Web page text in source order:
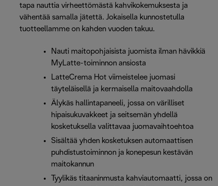
tapa nauttia virheettömästä kahvikokemuksesta ja
vähentää samalla jätettä. Jokaisella kunnostetulla
tuotteellamme on kahden vuoden takuu.
Nauti maitopohjaisista juomista ilman hävikkiä
MyLatte-toiminnon ansiosta
LatteCrema Hot viimeistelee juomasi
täyteläisellä ja kermaisella maitovaahdolla
Älykäs hallintapaneeli, jossa on värilliset
hipaisukuvakkeet ja seitsemän yhdellä
kosketuksella valittavaa juomavaihtoehtoa
Sisältää yhden kosketuksen automaattisen
puhdistustoiminnon ja konepesun kestävän
maitokannun
Tyylikäs titaaninmusta kahviautomaatti, jossa on